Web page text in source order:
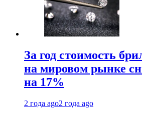
За год стоимость
на мировом рынке
на 17%
2 года ago2 года ago